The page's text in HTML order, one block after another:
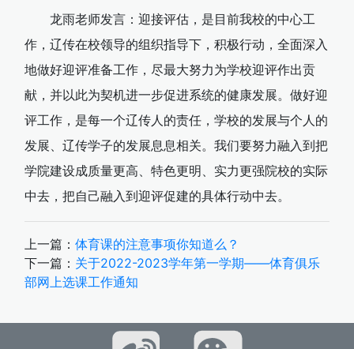
龙雨老师发言：迎接评估，是目前我校的中心工
作，辽传在校领导的组织指导下，积极行动，全面深入
地做好迎评准备工作，尽最大努力为学校迎评作出贡
献，并以此为契机进一步促进系统的健康发展。做好迎
评工作，是每一个辽传人的责任，学校的发展与个人的
发展、辽传学子的发展息息相关。我们要努力融入到把
学院建设成质量更高、特色更明、实力更强院校的实际
中去，把自己融入到迎评促建的具体行动中去。
上一篇： 体育课的注意事项你知道么？
下一篇： 关于2022-2023学年第一学期——体育俱乐
部网上选课工作通知